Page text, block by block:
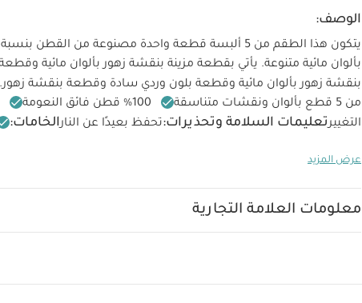
الوصف:
بنقشة زهور بألوان مائية وقطعة بلون وردي سادة وقطعة بنقشة زهور.
من 5 قطع بألوان ونقشات متناسقة
التغييرتعليمات السلامة وتحذيرات:تحفظ بعيدًا عن النارالخامات:
حرارة منخفضة
طقم بيجاما قطعة واحدة عضوية بلون أبيض - 3 قطع
عرض المزيد
معلومات العلامة التجارية